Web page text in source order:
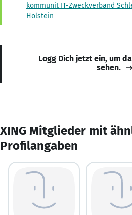
kommunit IT-Zweckverband
Holstein
Logg Dich jetzt ein, um
sehen.
XING Mitglieder mit
Profilangaben